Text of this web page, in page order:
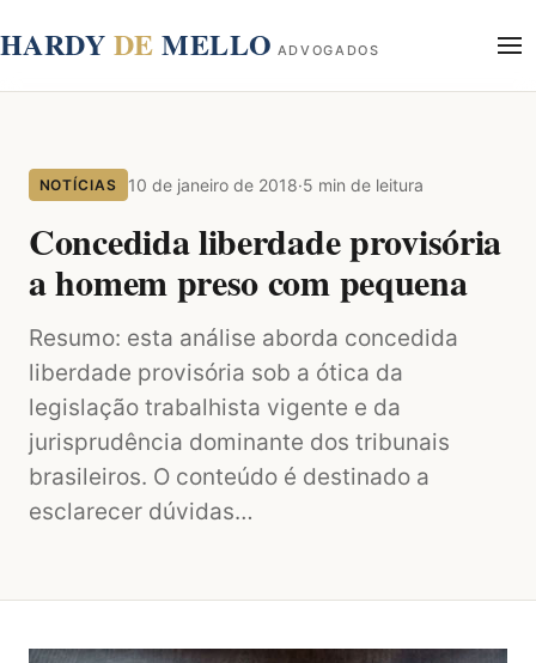
HARDY DE MELLO ADVOGADOS
Áreas de Atuação
Contato
NOTÍCIAS 10 de janeiro de 2018·5 min de leitura
Concedida liberdade provisória
a homem preso com pequena
Resumo: esta análise aborda concedida
liberdade provisória sob a ótica da
legislação trabalhista vigente e da
jurisprudência dominante dos tribunais
brasileiros. O conteúdo é destinado a
esclarecer dúvidas…